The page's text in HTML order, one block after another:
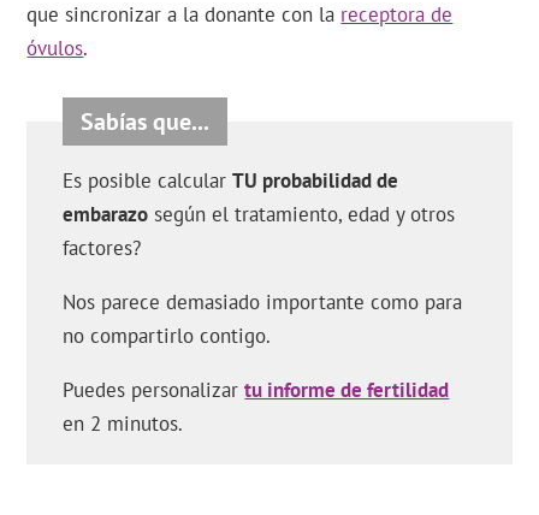
que sincronizar a la donante con la receptora de
óvulos.
Es posible calcularTU probabilidad de
embarazo según el tratamiento, edad y otros
factores?
Nos parece demasiado importante como para
no compartirlo contigo.
Puedes personalizartu informe de fertilidad
en 2 minutos.